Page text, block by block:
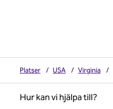
Platser / USA / Virginia /
Hur kan vi hjälpa till?